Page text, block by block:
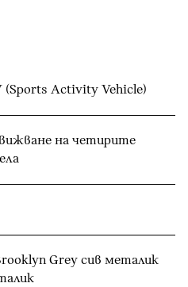
(Sports Activity Vehicle)
на четирите
Grey сив металик